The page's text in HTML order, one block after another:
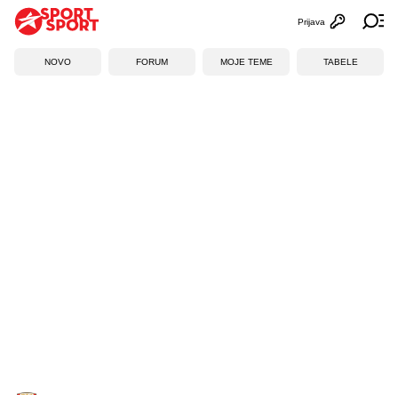
Otvori
Prijava
NOVO FORUM MOJE TEME TABELE